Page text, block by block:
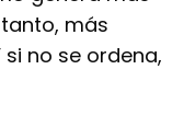
más
si no se ordena,